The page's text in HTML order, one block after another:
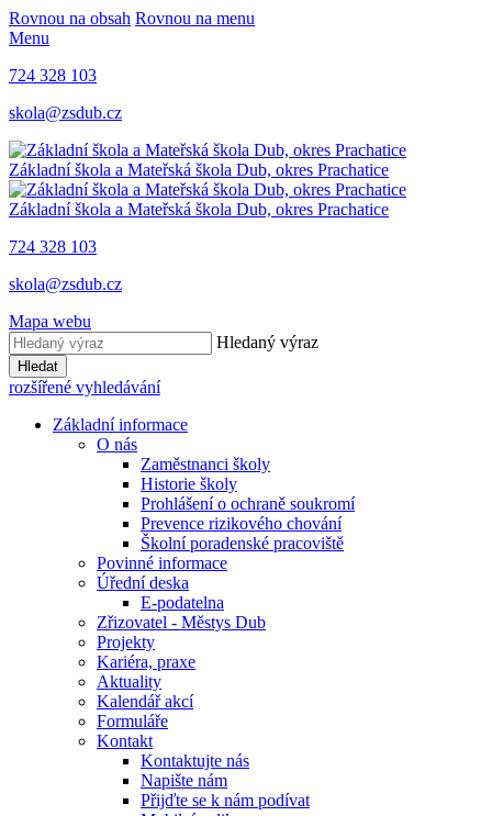
Rovnou na obsah Rovnou na menu
Menu
724 328 103
skola@zsdub.cz
Základní škola a Mateřská škola Dub, okres Prachatice
Základní škola a Mateřská škola Dub, okres Prachatice
724 328 103
skola@zsdub.cz
Mapa webu
Hledaný výraz
Hledat
rozšířené vyhledávání
Základní informace
O nás
Zaměstnanci školy
Historie školy
Prohlášení o ochraně soukromí
Prevence rizikového chování
Školní poradenské pracoviště
Povinné informace
Úřední deska
E-podatelna
Zřizovatel - Městys Dub
Projekty
Kariéra, praxe
Aktuality
Kalendář akcí
Formuláře
Kontakt
Kontaktujte nás
Napište nám
Přijďte se k nám podívat